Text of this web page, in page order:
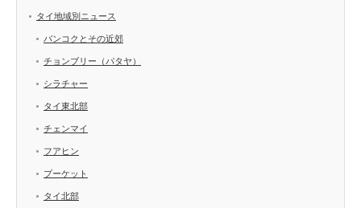
タイ地域別ニュース
バンコクとその近郊
チョンブリー（パタヤ）
シラチャー
タイ東北部
チェンマイ
フアヒン
プーケット
タイ北部